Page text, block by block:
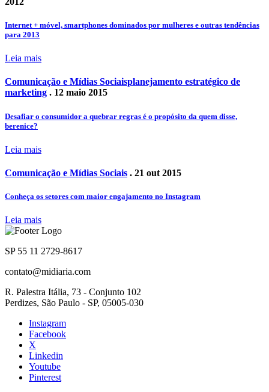
Internet + móvel, smartphones dominados por mulheres e outras tendências
para 2013
Leia mais
Comunicação e Mídias Sociaisplanejamento estratégico de
marketing . 12 maio 2015
Desafiar o consumidor a quebrar regras é o propósito da quem disse,
berenice?
Leia mais
Comunicação e Mídias Sociais . 21 out 2015
Conheça os setores com maior engajamento no Instagram
Leia mais
SP 55 11 2729-8617
contato@midiaria.com
R. Palestra Itália, 73 - Conjunto 102
Perdizes, São Paulo - SP, 05005-030
Instagram
Facebook
X
Linkedin
Youtube
Pinterest